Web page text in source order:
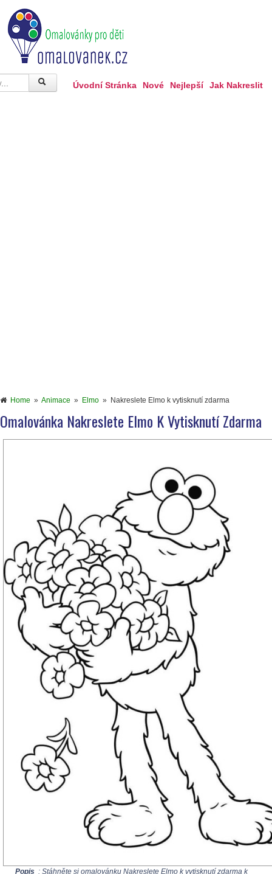
Úvodní Stránka Nové Nejlepší Jak Nakreslit
Home » Animace » Elmo » Nakreslete Elmo k vytisknutí zdarma
Omalovánka Nakreslete Elmo K Vytisknutí Zdarma
Popis : Stáhněte si omalovánku Nakreslete Elmo k vytisknutí zdarma k